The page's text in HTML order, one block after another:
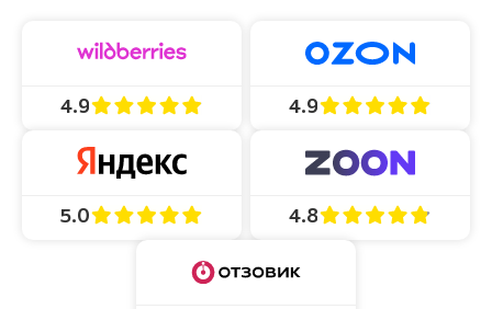
4.9 4.9
5.0 4.8